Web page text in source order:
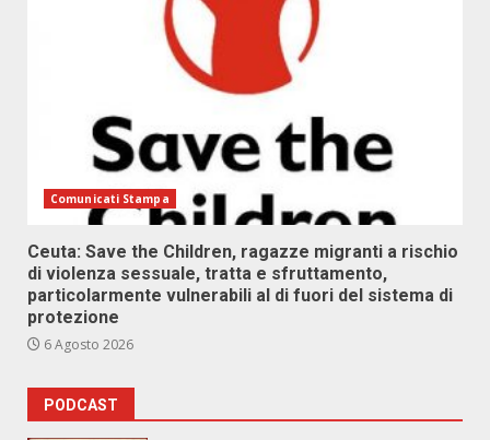
Comunicati Stampa
Ceuta: Save the Children, ragazze migranti a rischio
di violenza sessuale, tratta e sfruttamento,
particolarmente vulnerabili al di fuori del sistema di
protezione
6 Agosto 2026
PODCAST